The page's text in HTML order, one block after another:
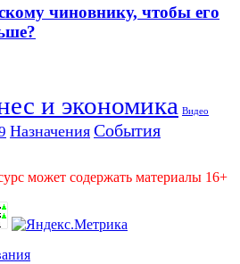
чиновнику, чтобы его
и экономика Видео
Назначения События
может содержать материалы 16+